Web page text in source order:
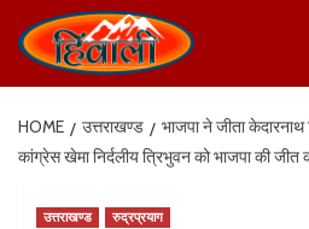
HOME उत्तराखण्ड
भाजपा ने जीता
कांग्रेस खेमा निर्दलीय त्रिभुवन को भाजपा की
उत्तराखण्ड रुद्रप्रयाग